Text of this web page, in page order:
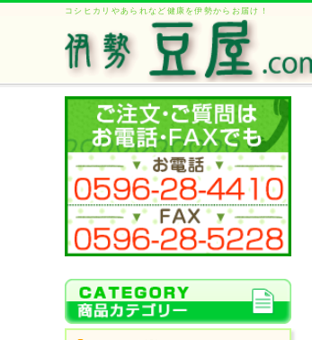
コシヒカリやあられなど健康を伊勢からお届け！